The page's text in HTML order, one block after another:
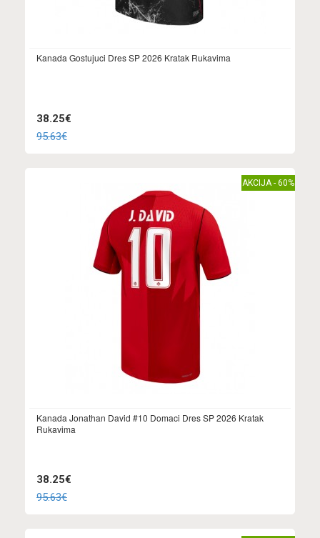
Kanada Gostujuci Dres SP 2026 Kratak Rukavima
38.25€
95.63€
AKCIJA - 60%
Kanada Jonathan David #10 Domaci Dres SP 2026 Kratak
Rukavima
38.25€
95.63€